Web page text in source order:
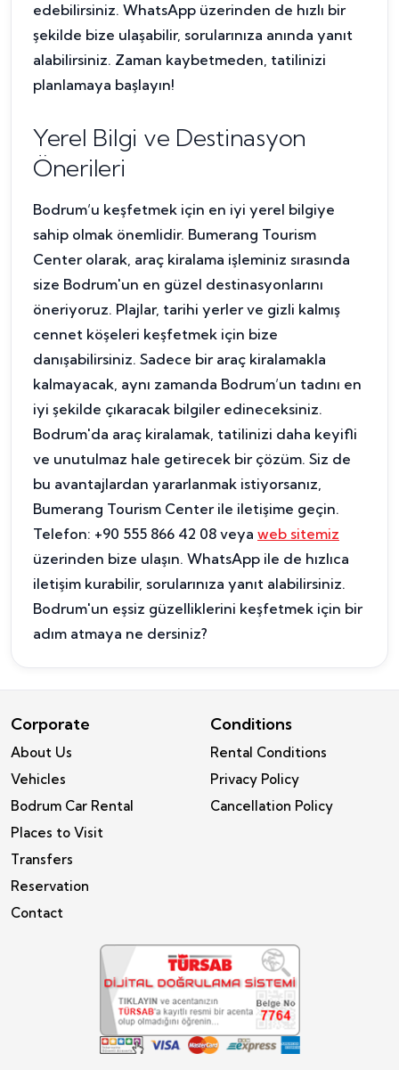
edebilirsiniz. WhatsApp üzerinden de hızlı bir
şekilde bize ulaşabilir, sorularınıza anında yanıt
alabilirsiniz. Zaman kaybetmeden, tatilinizi
planlamaya başlayın!
Yerel Bilgi ve Destinasyon
Önerileri
Bodrum’u keşfetmek için en iyi yerel bilgiye
sahip olmak önemlidir. Bumerang Tourism
Center olarak, araç kiralama işleminiz sırasında
size Bodrum'un en güzel destinasyonlarını
öneriyoruz. Plajlar, tarihi yerler ve gizli kalmış
cennet köşeleri keşfetmek için bize
danışabilirsiniz. Sadece bir araç kiralamakla
kalmayacak, aynı zamanda Bodrum’un tadını en
iyi şekilde çıkaracak bilgiler edineceksiniz.
Bodrum'da araç kiralamak, tatilinizi daha keyifli
ve unutulmaz hale getirecek bir çözüm. Siz de
bu avantajlardan yararlanmak istiyorsanız,
Bumerang Tourism Center ile iletişime geçin.
Telefon: +90 555 866 42 08 veya web sitemiz
üzerinden bize ulaşın. WhatsApp ile de hızlıca
iletişim kurabilir, sorularınıza yanıt alabilirsiniz.
Bodrum'un eşsiz güzelliklerini keşfetmek için bir
adım atmaya ne dersiniz?
Corporate
About Us
Vehicles
Bodrum Car Rental
Places to Visit
Transfers
Reservation
Contact
Conditions
Rental Conditions
Privacy Policy
Cancellation Policy